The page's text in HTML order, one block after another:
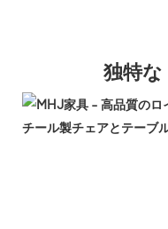
独特